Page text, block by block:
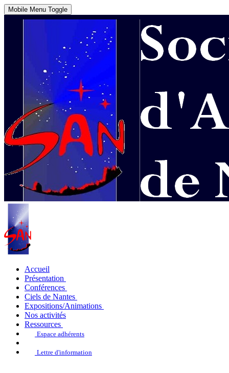
Mobile Menu Toggle
Accueil
Présentation
Conférences
Ciels de Nantes
Expositions/Animations
Nos activités
Ressources
Espace adhérents
Lettre d'information